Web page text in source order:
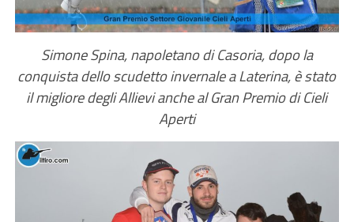
Simone Spina, napoletano di Casoria, dopo la
conquista dello scudetto invernale a Laterina, è stato
il migliore degli Allievi anche al Gran Premio di Cieli
Aperti